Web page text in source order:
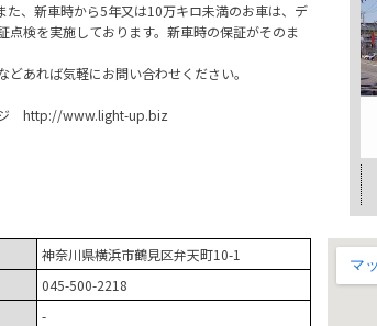
た、新車時から5年又は10万キロ未満のお車は、デ
点検を実施しております。新車時の保証がそのま
どあれば気軽にお問い合わせください。
ジ http://www.light-up.biz
神奈川県横浜市鶴見区弁天町10-1
045-500-2218
-